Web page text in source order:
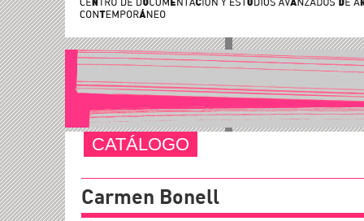
CATÁLOGO
Carmen Bonell